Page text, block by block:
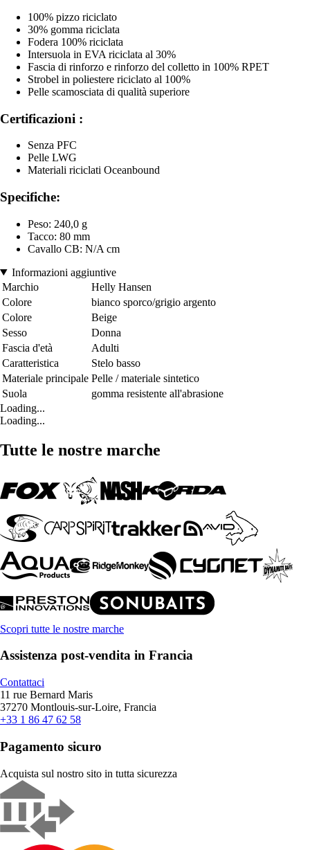
100% pizzo riciclato
30% gomma riciclata
Fodera 100% riciclata
Intersuola in EVA riciclata al 30%
Fascia di rinforzo e rinforzo del colletto in 100% RPET
Strobel in poliestere riciclato al 100%
Pelle scamosciata di qualità superiore
Certificazioni :
Senza PFC
Pelle LWG
Materiali riciclati Oceanbound
Specifiche:
Peso: 240,0 g
Tacco: 80 mm
Cavallo CB: N/A cm
Informazioni aggiuntive
Marchio
Helly Hansen
Colore
bianco sporco/grigio argento
Colore
Beige
Sesso
Donna
Fascia d'età
Adulti
Caratteristica
Stelo basso
Materiale principale Pelle / materiale sintetico
Suola
gomma resistente all'abrasione
Loading...
Loading...
Tutte le nostre marche
Scopri tutte le nostre marche
Assistenza post-vendita in Francia
Contattaci
11 rue Bernard Maris
37270 Montlouis-sur-Loire, Francia
+33 1 86 47 62 58
Pagamento sicuro
Acquista sul nostro sito in tutta sicurezza